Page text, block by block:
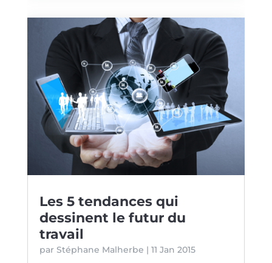
Les 5 tendances qui
dessinent le futur du
travail
par Stéphane Malherbe | 11 Jan 2015